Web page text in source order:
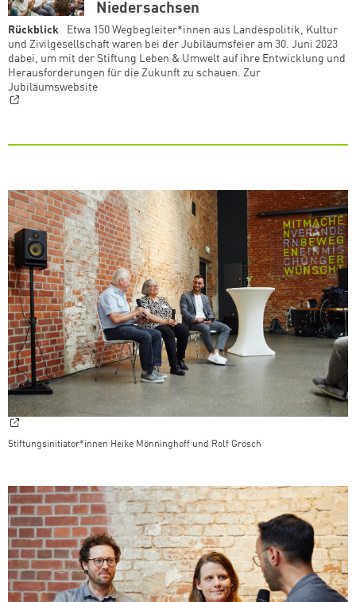
Niedersachsen
Rückblick
Etwa 150 Wegbegleiter*innen aus Landespolitik, Kultur
und Zivilgesellschaft waren bei der Jubiläumsfeier am 30. Juni 2023
dabei, um mit der Stiftung Leben & Umwelt auf ihre Entwicklung und
Herausforderungen für die Zukunft zu schauen. Zur
Jubiläumswebsite
Stiftungsinitiator*innen Heike Mönninghoff und Rolf Grösch